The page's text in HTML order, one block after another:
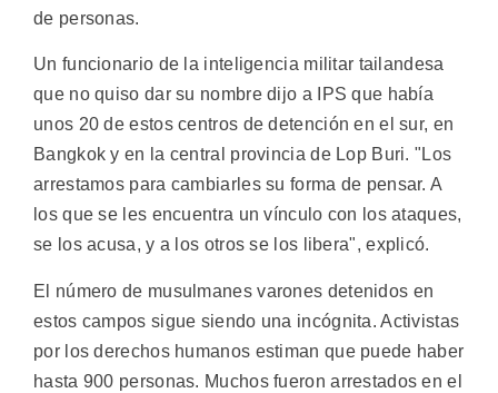
de personas.
Un funcionario de la inteligencia militar tailandesa
que no quiso dar su nombre dijo a IPS que había
unos 20 de estos centros de detención en el sur, en
Bangkok y en la central provincia de Lop Buri. "Los
arrestamos para cambiarles su forma de pensar. A
los que se les encuentra un vínculo con los ataques,
se los acusa, y a los otros se los libera", explicó.
El número de musulmanes varones detenidos en
estos campos sigue siendo una incógnita. Activistas
por los derechos humanos estiman que puede haber
hasta 900 personas. Muchos fueron arrestados en el